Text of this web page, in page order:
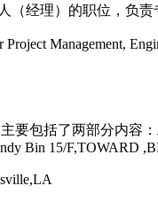
经理）的职位，负责
Management,
要包括了两部分内容
Bin 15/F,TOWARD